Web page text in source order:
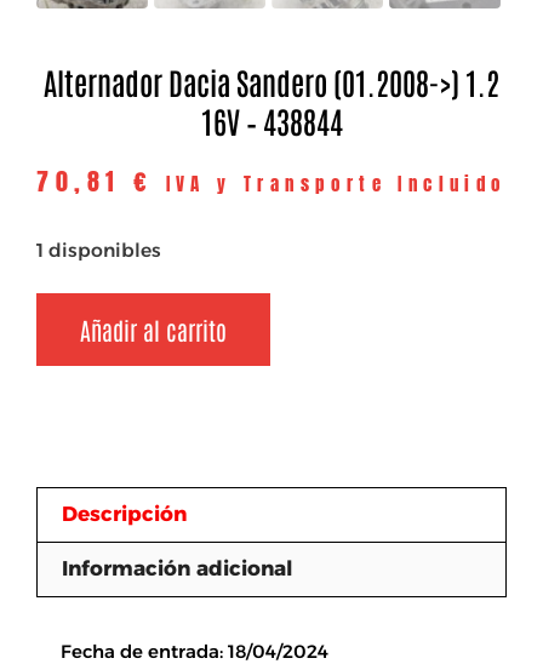
Alternador Dacia Sandero (01.2008->) 1.2
16V – 438844
70,81 € IVA y Transporte Incluido
1 disponibles
Añadir al carrito
Descripción
Información adicional
Fecha de entrada: 18/04/2024